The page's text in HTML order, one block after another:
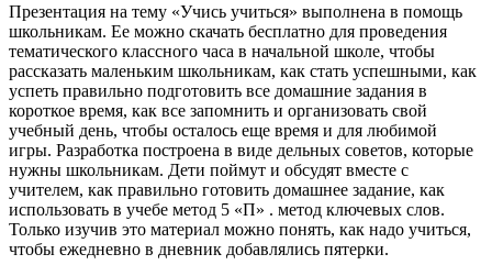
Презентация на тему «Учись учиться» выполнена в помощь
школьникам. Ее можно скачать бесплатно для проведения
тематического классного часа в начальной школе, чтобы
рассказать маленьким школьникам, как стать успешными, как
успеть правильно подготовить все домашние задания в
короткое время, как все запомнить и организовать свой
учебный день, чтобы осталось еще время и для любимой
игры. Разработка построена в виде дельных советов, которые
нужны школьникам. Дети поймут и обсудят вместе с
учителем, как правильно готовить домашнее задание, как
использовать в учебе метод 5 «П» . метод ключевых слов.
Только изучив это материал можно понять, как надо учиться,
чтобы ежедневно в дневник добавлялись пятерки.